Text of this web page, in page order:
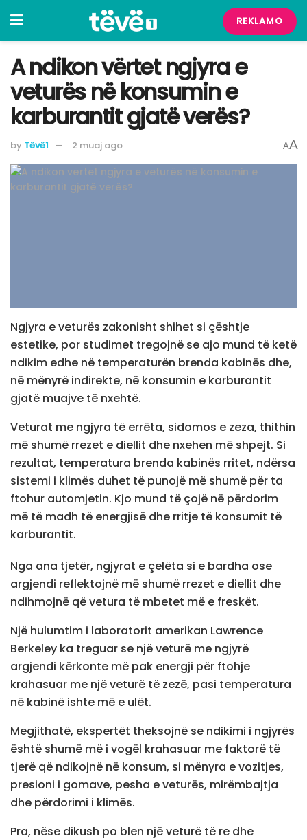
REKLAMO
A ndikon vërtet ngjyra e
veturës në konsumin e
karburantit gjatë verës?
by Tëvë1 2 muaj ago AA
Ngjyra e veturës zakonisht shihet si çështje
estetike, por studimet tregojnë se ajo mund të ketë
ndikim edhe në temperaturën brenda kabinës dhe,
në mënyrë indirekte, në konsumin e karburantit
gjatë muajve të nxehtë.
Veturat me ngjyra të errëta, sidomos e zeza, thithin
më shumë rrezet e diellit dhe nxehen më shpejt. Si
rezultat, temperatura brenda kabinës rritet, ndërsa
sistemi i klimës duhet të punojë më shumë për ta
ftohur automjetin. Kjo mund të çojë në përdorim
më të madh të energjisë dhe rritje të konsumit të
karburantit.
Nga ana tjetër, ngjyrat e çelëta si e bardha ose
argjendi reflektojnë më shumë rrezet e diellit dhe
ndihmojnë që vetura të mbetet më e freskët.
Një hulumtim i laboratorit amerikan Lawrence
Berkeley ka treguar se një veturë me ngjyrë
argjendi kërkonte më pak energji për ftohje
krahasuar me një veturë të zezë, pasi temperatura
në kabinë ishte më e ulët.
Megjithatë, ekspertët theksojnë se ndikimi i ngjyrës
është shumë më i vogël krahasuar me faktorë të
tjerë që ndikojnë në konsum, si mënyra e vozitjes,
presioni i gomave, pesha e veturës, mirëmbajtja
dhe përdorimi i klimës.
Pra, nëse dikush po blen një veturë të re dhe